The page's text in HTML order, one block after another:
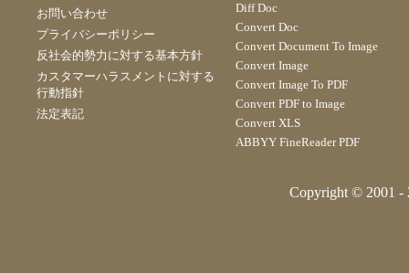
お問い合わせ
プライバシーポリシー
反社会的勢力に対する基本方針
カスタマーハラスメントに対する
行動指針
法定表記
Diff Doc
Convert Doc
Convert Document To Image
Convert Image
Convert Image To PDF
Convert PDF to Image
Convert XLS
ABBYY FineReader PDF
Copyright © 2001 -